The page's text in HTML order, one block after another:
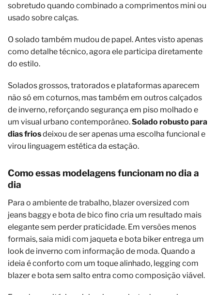
sobretudo quando combinado a comprimentos mini ou
usado sobre calças.
O solado também mudou de papel. Antes visto apenas
como detalhe técnico, agora ele participa diretamente
do estilo.
Solados grossos, tratorados e plataformas aparecem
não só em coturnos, mas também em outros calçados
de inverno, reforçando segurança em piso molhado e
um visual urbano contemporâneo.Solado robusto para
dias friosdeixou de ser apenas uma escolha funcional e
virou linguagem estética da estação.
Como essas modelagens funcionam no dia a
dia
Para o ambiente de trabalho, blazer oversized com
jeans baggy e bota de bico fino cria um resultado mais
elegante sem perder praticidade. Em versões menos
formais, saia midi com jaqueta e bota biker entrega um
look de inverno com informação de moda. Quando a
ideia é conforto com um toque alinhado, legging com
blazer e bota sem salto entra como composição viável.